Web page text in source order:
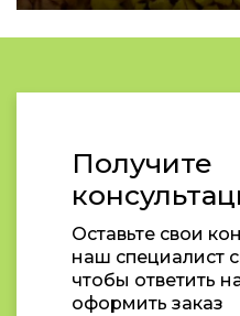
Получите
Оставьте свои
наш специалист
чтобы ответить
оформить заказ